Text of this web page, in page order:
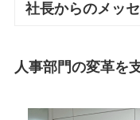
社長からのメッ
人事部門の変革を